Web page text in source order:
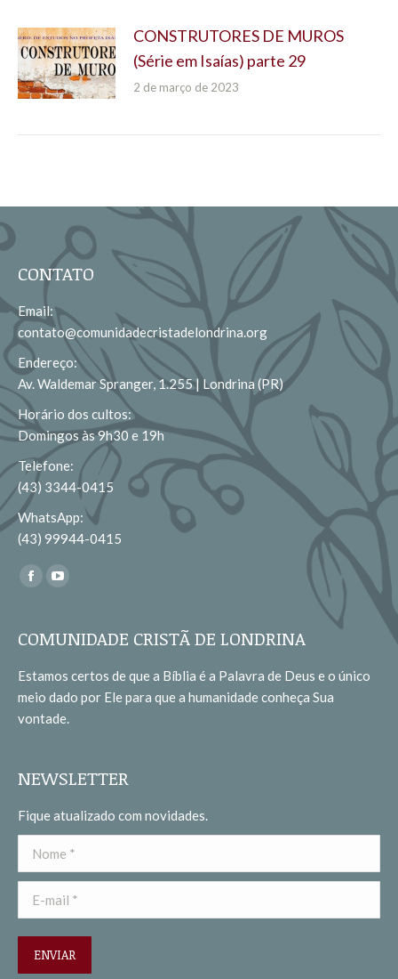
CONSTRUTORES DE MUROS
(Série em Isaías) parte 29
2 de março de 2023
CONTATO
Email:
contato@comunidadecristadelondrina.org
Endereço:
Av. Waldemar Spranger, 1.255 | Londrina (PR)
Horário dos cultos:
Domingos às 9h30 e 19h
Telefone:
(43) 3344-0415
WhatsApp:
(43) 99944-0415
Encontre-nos em:
Facebook
opens
new
window
opens
new
window
COMUNIDADE CRISTÃ DE LONDRINA
Estamos certos de que a Bíblia é a Palavra de Deus e o único
meio dado por Ele para que a humanidade conheça Sua
vontade.
NEWSLETTER
Fique atualizado com novidades.
Nome *
E-mail *
ENVIAR